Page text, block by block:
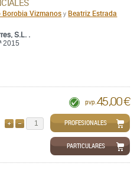
Borobia Vizmanos y Beatriz Estrada
S.L. .
2015
pvp. 45,00 €
QUITARPROFESIONALES
PARTICULARES